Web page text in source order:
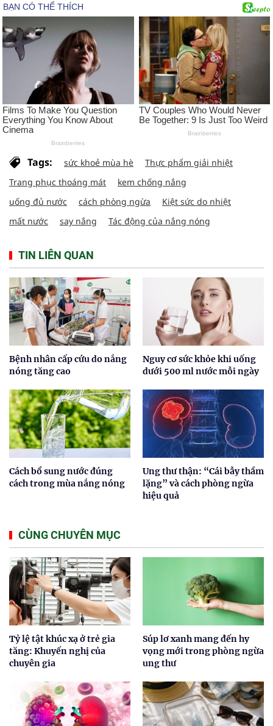
Tags: sức khoẻ mùa hè
Thực phẩm giải nhiệt
Trang phục thoáng mát
kem chống nắng
uống đủ nước
cách phòng ngừa
Kiệt sức do nhiệt
mất nước
say nắng Tác động của nắng nóng
TIN LIÊN QUAN
Bệnh nhân cấp cứu do nắng
nóng tăng cao
Nguy cơ sức khỏe khi uống
dưới 500 ml nước mỗi ngày
Cách bổ sung nước đúng
cách trong mùa nắng nóng
Ung thư thận: “Cái bẫy thầm
lặng” và cách phòng ngừa
hiệu quả
CÙNG CHUYÊN MỤC
Tỷ lệ tật khúc xạ ở trẻ gia
tăng: Khuyến nghị của
chuyên gia
Súp lơ xanh mang đến hy
vọng mới trong phòng ngừa
ung thư